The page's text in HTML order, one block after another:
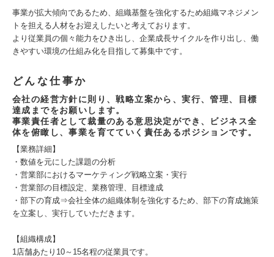
事業が拡大傾向であるため、組織基盤を強化するため組織マネジメン
トを担える人材をお迎えしたいと考えております。
より従業員の個々能力をひき出し、企業成長サイクルを作り出し、働
きやすい環境の仕組み化を目指して募集中です。
どんな仕事か
会社の経営方針に則り、戦略立案から、実行、管理、目標
達成までをお願いします。
事業責任者として裁量のある意思決定ができ、ビジネス全
体を俯瞰し、事業を育てていく責任あるポジションです。
【業務詳細】
・数値を元にした課題の分析
・営業部におけるマーケティング戦略立案・実行
・営業部の目標設定、業務管理、目標達成
・部下の育成⇒会社全体の組織体制を強化するため、部下の育成施策
を立案し、実行していただきます。
【組織構成】
1店舗あたり10～15名程の従業員です。